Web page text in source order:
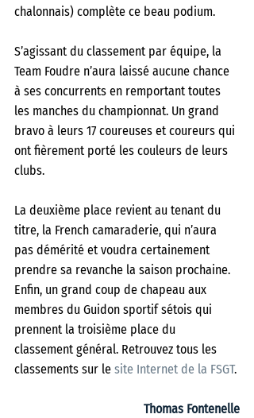
chalonnais) complète ce beau podium.
S’agissant du classement par équipe, la
Team Foudre n’aura laissé aucune chance
à ses concurrents en remportant toutes
les manches du championnat. Un grand
bravo à leurs 17 coureuses et coureurs qui
ont fièrement porté les couleurs de leurs
clubs.
La deuxième place revient au tenant du
titre, la French camaraderie, qui n’aura
pas démérité et voudra certainement
prendre sa revanche la saison prochaine.
Enfin, un grand coup de chapeau aux
membres du Guidon sportif sétois qui
prennent la troisième place du
classement général. Retrouvez tous les
classements sur le site Internet de la FSGT.
Thomas Fontenelle